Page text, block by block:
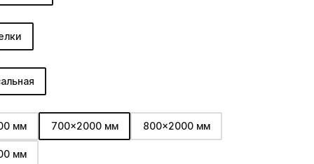
мм 700x2000 мм 800x2000 мм
мм